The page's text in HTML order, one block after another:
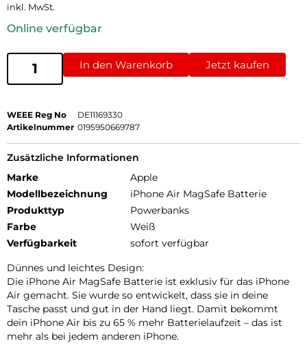
inkl. MwSt.
Online verfügbar
In den Warenkorb Jetzt kaufen
WEEE Reg No
DE11169330
Artikelnummer 0195950669787
Zusätzliche Informationen
Marke
Apple
Modellbezeichnung
iPhone Air MagSafe Batterie
Produkttyp
Powerbanks
Farbe
Weiß
Verfügbarkeit
sofort verfügbar
Dünnes und leichtes Design:
Die iPhone Air MagSafe Batterie ist exklusiv für das iPhone
Air gemacht. Sie wurde so entwickelt, dass sie in deine
Tasche passt und gut in der Hand liegt. Damit bekommt
dein iPhone Air bis zu 65 % mehr Batterielaufzeit – das ist
mehr als bei jedem anderen iPhone.